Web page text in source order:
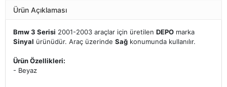
Ürün Açıklaması
Bmw 3 Serisi 2001-2003 araçlar için üretilen DEPO marka
Sinyal ürünüdür. Araç üzerinde Sağ konumunda kullanılır.
Ürün Özellikleri:
- Beyaz